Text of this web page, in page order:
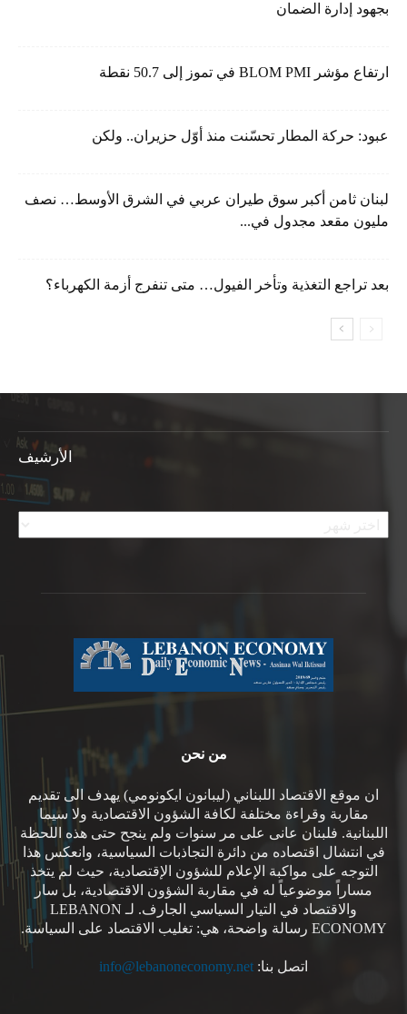
بجهود إدارة الضمان
ارتفاع مؤشر BLOM PMI في تموز إلى 50.7 نقطة
عبود: حركة المطار تحسّنت منذ أوّل حزيران.. ولكن
لبنان ثامن أكبر سوق طيران عربي في الشرق الأوسط… نصف
مليون مقعد مجدول في...
بعد تراجع التغذية وتأخر الفيول… متى تنفرج أزمة الكهرباء؟
الأرشيف
الأرشيف
من نحن
ان موقع الاقتصاد اللبناني (ليبانون ايكونومي) يهدف الى تقديم
مقاربة وقراءة مختلفة لكافة الشؤون الاقتصادية ولا سيما
اللبنانية. فلبنان عانى على مر سنوات ولم ينجح حتى هذه اللحظة
في انتشال اقتصاده من دائرة التجاذبات السياسية، وانعكس هذا
التوجه على مواكبة الإعلام للشؤون الإقتصادية، حيث لم يتخذ
مساراً موضوعياً له في مقاربة الشؤون الاقتصادية، بل سار
والاقتصاد في التيار السياسي الجارف. لـ LEBANON
ECONOMY رسالة واضحة، هي: تغليب الاقتصاد على السياسة.
اتصل بنا: info@lebanoneconomy.net